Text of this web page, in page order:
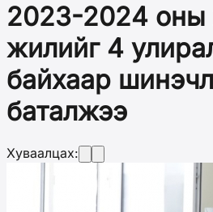
2023-2024 оны
жилийг 4
байхаар
баталжээ
Хуваалцах: